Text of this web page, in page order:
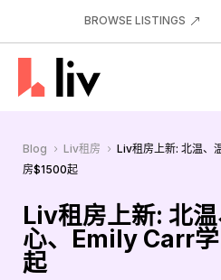
BROWSE LISTINGS
Blog 5 Liv租房 5 Liv租房上新: 北温、
房$1500起
Liv租房上新: 北
心、Emily Carr
起